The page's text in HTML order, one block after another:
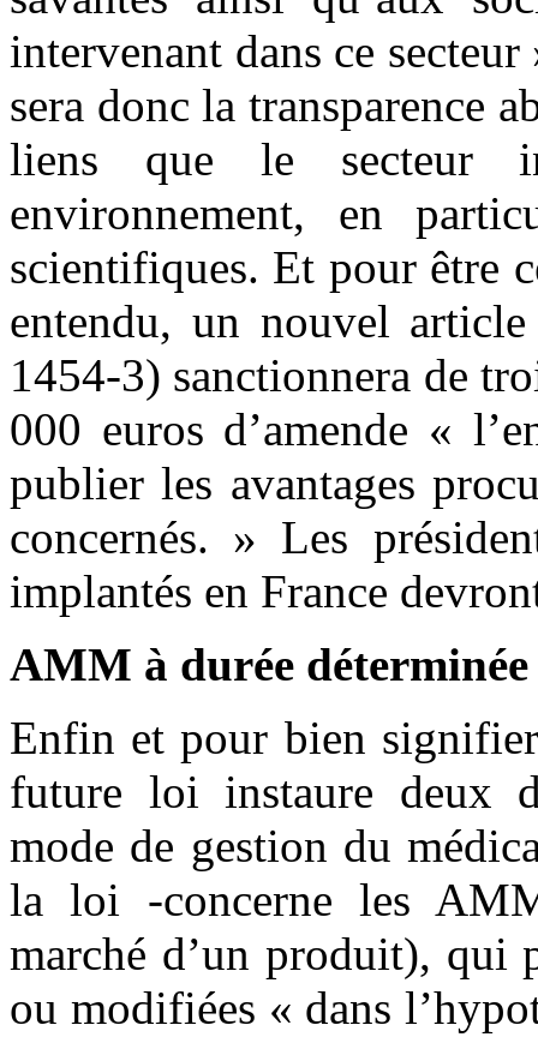
intervenant dans ce
sera donc la transparence
liens que le secteur
environnement, en
scientifiques. Et pour être
entendu, un nouvel
1454-3) sanctionnera de
000 euros d’amende «
publier les avantages
concernés. » Les
implantés en France
AMM à durée déterminée
Enfin et pour bien
future loi instaure deux
mode de gestion du
la loi -concerne les
marché d’un produit), qui
ou modifiées « dans